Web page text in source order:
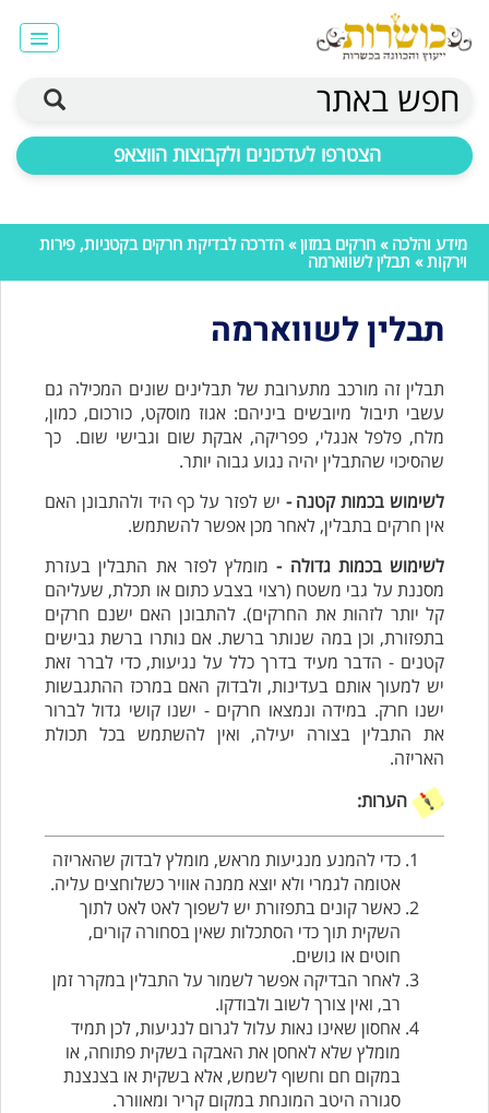
חפש באתר
הצטרפו לעדכונים ולקבוצות הווצאפ
מידע והלכה » חרקים במזון» הדרכה לבדיקת חרקים בקטניות, פירות
וירקות» תבלין לשווארמה
תבלין לשווארמה
תבלין זה מורכב מתערובת של תבלינים שונים המכילה גם
עשבי תיבול מיובשים ביניהם:אגוז מוסקט, כורכום, כמון,
מלח, פלפל אנגלי, פפריקה, אבקת שום וגבישי שום. כך
שהסיכוי שהתבלין יהיה נגוע גבוה יותר.
לשימוש בכמות קטנה - יש לפזר על כף היד ולהתבונן האם
אין חרקים בתבלין, לאחר מכן אפשר להשתמש.
לשימוש בכמות גדולה - מומלץ לפזר את התבלין בעזרת
מסננת על גבי משטח (רצוי בצבע כתום או תכלת, שעליהם
קל יותר לזהות את החרקים). להתבונן האם ישנם חרקים
בתפזורת, וכן במה שנותר ברשת. אם נותרו ברשת גבישים
קטנים - הדבר מעיד בדרך כלל על נגיעות, כדי לברר זאת
יש למעוך אותם בעדינות, ולבדוק האם במרכז ההתגבשות
ישנו חרק. במידה ונמצאו חרקים - ישנו קושי גדול לברור
את התבלין בצורה יעילה, ואין להשתמש בכל תכולת
האריזה.
הערות:
כדי להמנע מנגיעות מראש, מומלץלבדוק שהאריזה
אטומה לגמרי ולא יוצא ממנה אוויר כשלוחצים עליה.
כאשר קונים בתפזורת יש לשפוך לאט לאט לתוך
השקית תוך כדי הסתכלות שאין בסחורה קורים,
חוטים או גושים.
לאחר הבדיקה אפשר לשמור על התבלין במקרר זמן
רב, ואין צורך לשוב ולבודקו.
אחסון שאינו נאות עלול לגרום לנגיעות, לכן תמיד
מומלץ שלא לאחסן את האבקה בשקית פתוחה, או
במקום חם וחשוף לשמש, אלא בשקית או בצנצנת
סגורה היטב המונחת במקום קריר ומאוורר.